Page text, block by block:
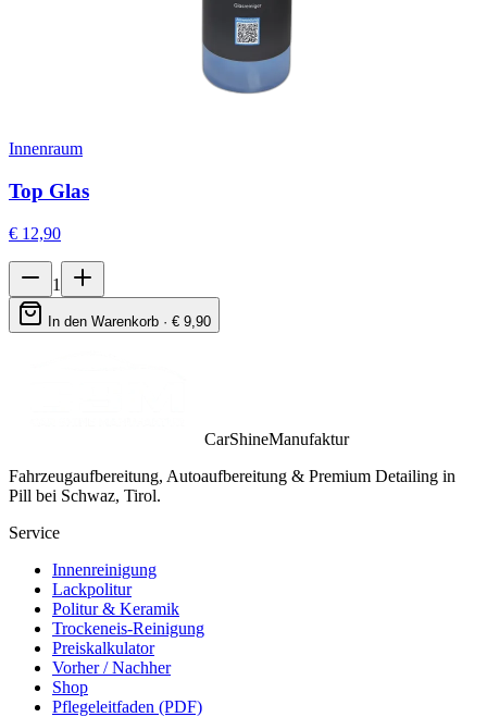
Innenraum
Top Glas
€ 12,90
1
In den Warenkorb · € 9,90
CarShineManufaktur
Fahrzeugaufbereitung, Autoaufbereitung & Premium Detailing in
Pill bei Schwaz, Tirol.
Service
Innenreinigung
Lackpolitur
Politur & Keramik
Trockeneis-Reinigung
Preiskalkulator
Vorher / Nachher
Shop
Pflegeleitfaden (PDF)